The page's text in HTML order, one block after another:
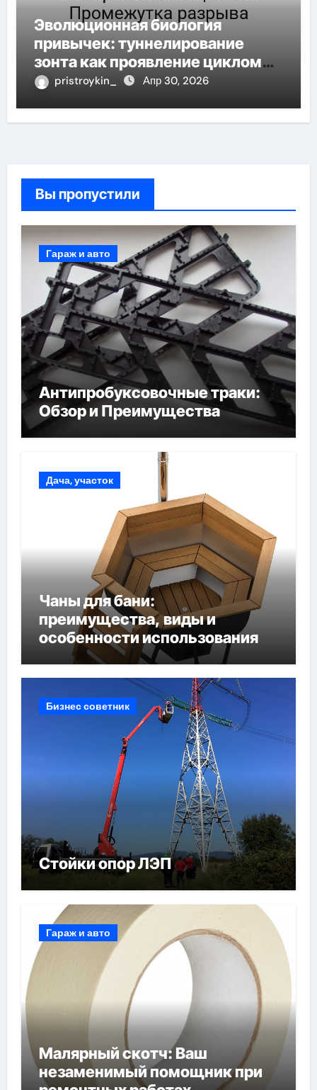
Эволюционная биология
привычек: туннелирование
зонта как проявление циклом
Промежутка разрыва
pristroykin_ Апр 30, 2026
Вы пропустили
Гараж и авто
Антипробуксовочные траки:
Обзор и Преимущества
Дача, участок
Чаны для бани:
преимущества, виды и
особенности использования
Бизнес советник
Стойки опор ЛЭП
Гараж и авто
Малярный скотч: Ваш
незаменимый помощник при